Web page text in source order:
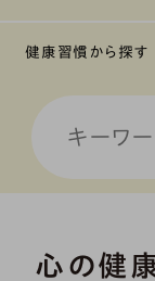
健康習慣から探す
心の健